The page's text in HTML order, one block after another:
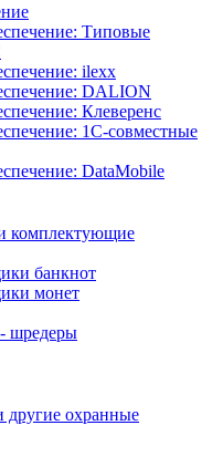
Типовые
ilexx
DALION
Клеверенс
1С-совместные
DataMobile
комплектующие
банкнот
монет
шредеры
другие охранные